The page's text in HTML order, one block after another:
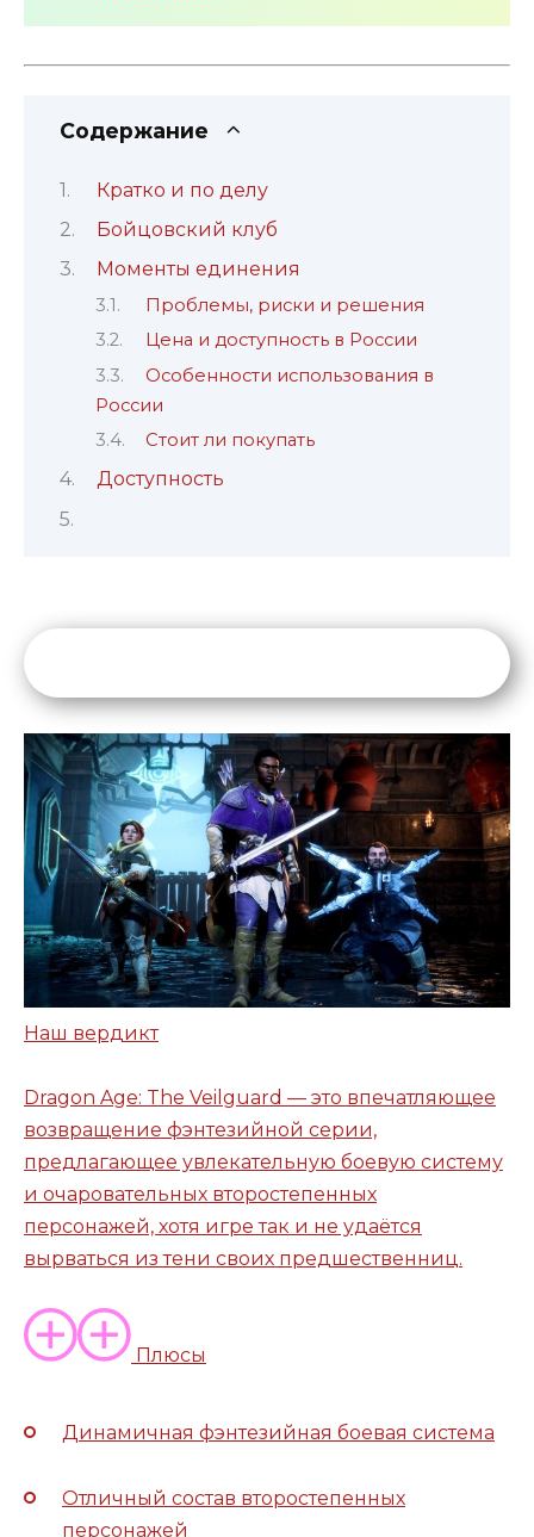
Содержание
Кратко и по делу
Бойцовский клуб
Моменты единения
Проблемы, риски и решения
Цена и доступность в России
Особенности использования в
России
Стоит ли покупать
Доступность
Наш вердикт
Dragon Age: The Veilguard — это впечатляющее
возвращение фэнтезийной серии,
предлагающее увлекательную боевую систему
и очаровательных второстепенных
персонажей, хотя игре так и не удаётся
вырваться из тени своих предшественниц.
Плюсы
Динамичная фэнтезийная боевая система
Отличный состав второстепенных
персонажей